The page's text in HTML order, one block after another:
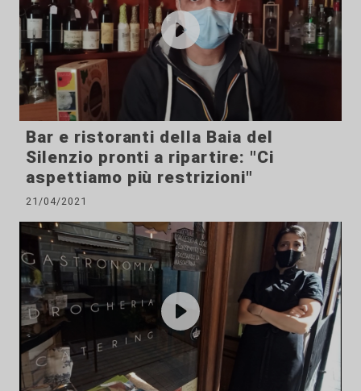
Bar e ristoranti della Baia del
Silenzio pronti a ripartire: "Ci
aspettiamo più restrizioni"
21/04/2021